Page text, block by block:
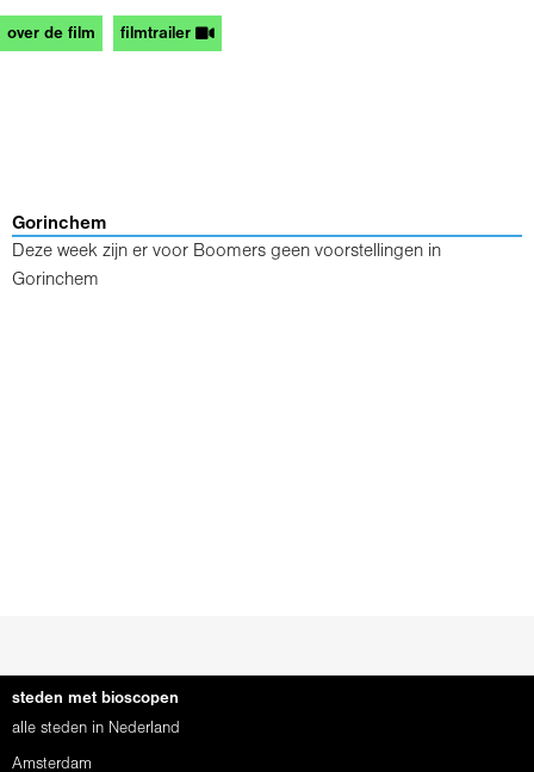
over de film filmtrailer
Gorinchem
Deze week zijn er voor Boomers geen voorstellingen in
Gorinchem
steden met bioscopen
alle steden in Nederland
Amsterdam